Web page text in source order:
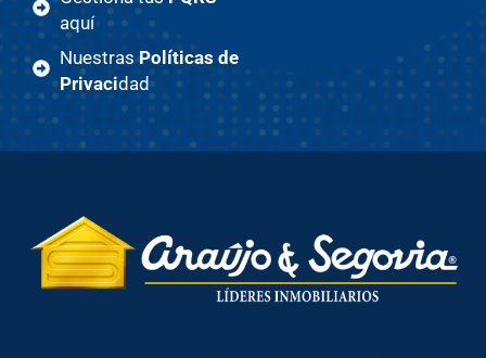
aquí
NuestrasPolíticas de
Privacidad